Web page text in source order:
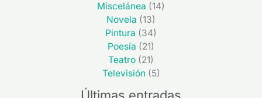
Miscelánea (14)
Novela (13)
Pintura (34)
Poesía (21)
Teatro (21)
Televisión (5)